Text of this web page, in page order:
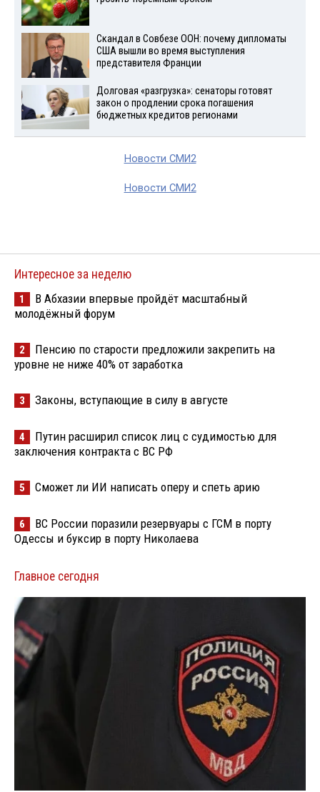
Скандал в Совбезе ООН: почему дипломаты
США вышли во время выступления
представителя Франции
Долговая «разгрузка»: сенаторы готовят
закон о продлении срока погашения
бюджетных кредитов регионами
Новости СМИ2
Новости СМИ2
Интересное за неделю
1
В Абхазии впервые пройдёт масштабный
молодёжный форум
2
Пенсию по старости предложили закрепить на
уровне не ниже 40% от заработка
3 Законы, вступающие в силу в августе
4
Путин расширил список лиц с судимостью для
заключения контракта с ВС РФ
5 Сможет ли ИИ написать оперу и спеть арию
6
ВС России поразили резервуары с ГСМ в порту
Одессы и буксир в порту Николаева
Главное сегодня